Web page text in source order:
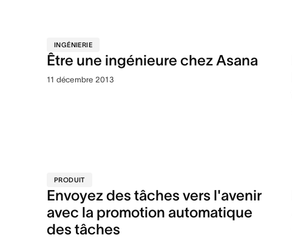
INGÉNIERIE
Être une ingénieure chez Asana
11 décembre 2013
PRODUIT
Envoyez des tâches vers l'avenir
avec la promotion automatique
des tâches